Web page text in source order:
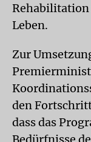
Rehabilitation
Leben.
Zur
den
dass das